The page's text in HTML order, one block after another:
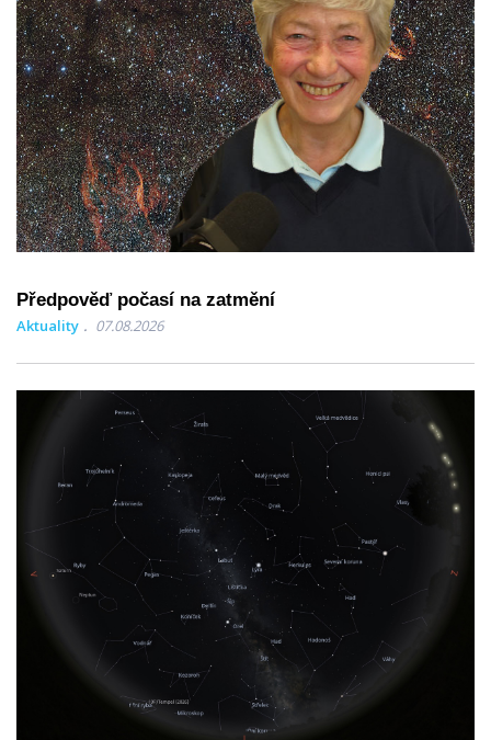
Předpověď počasí na zatmění
Aktuality 07.08.2026